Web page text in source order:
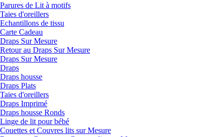
Parures de Lit à motifs
Taies d'oreillers
Echantillons de tissu
Carte Cadeau
Draps Sur Mesure
Retour au Draps Sur Mesure
Draps Sur Mesure
Draps
Draps housse
Draps Plats
Taies d'oreillers
Draps Imprimé
Draps housse Ronds
Linge de lit pour bébé
Couettes et Couvres lits sur Mesure